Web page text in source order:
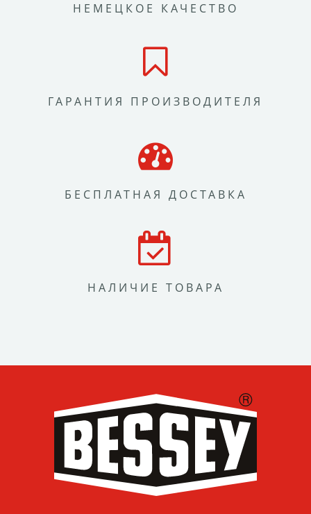
НЕМЕЦКОЕ КАЧЕСТВО
ГАРАНТИЯ ПРОИЗВОДИТЕЛЯ
БЕСПЛАТНАЯ ДОСТАВКА
НАЛИЧИЕ ТОВАРА